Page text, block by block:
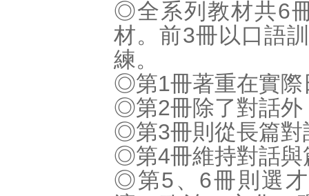
◎全系列教材共6
材。前3冊以口語
練。
◎第1冊著重在實際
◎第2冊除了對話外
◎第3冊則從長篇對
◎第4冊維持對話與
◎第5、6冊則選